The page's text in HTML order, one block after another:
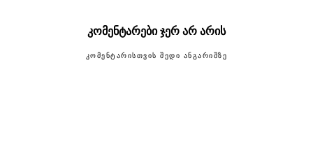
კომენტარები ჯერ არ არის
ᲙᲝᲛᲔᲜᲢᲐᲠᲘᲡᲗᲕᲘᲡ ᲨᲔᲓᲘ ᲐᲜᲒᲐᲠᲘᲨᲖᲔ